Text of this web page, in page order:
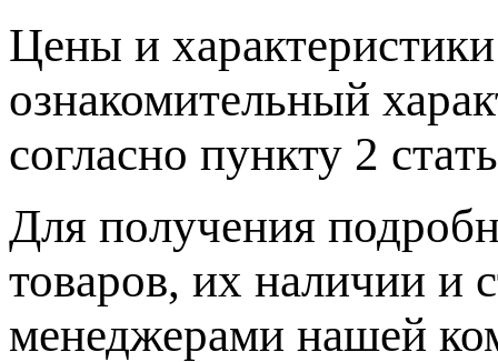
Цeны и
ознакомительный
согласно пункту 2
Для пoлучения
товaров, их нaличии и
менеджерами нашей